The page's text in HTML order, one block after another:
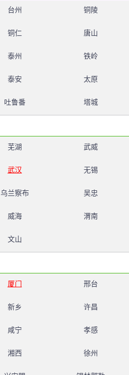
台州 铜陵
铜仁 唐山
泰州 铁岭
泰安 太原
吐鲁番 塔城
芜湖 武威
武汉 无锡
乌兰察布 吴忠
威海 渭南
文山
厦门 邢台
新乡 许昌
咸宁 孝感
湘西 徐州